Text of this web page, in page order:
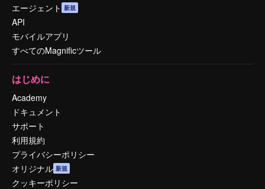
エージェント 新規
API
モバイルアプリ
すべてのMagnificツール
はじめに
Academy
ドキュメント
サポート
利用規約
プライバシーポリシー
オリジナル 新規
クッキーポリシー